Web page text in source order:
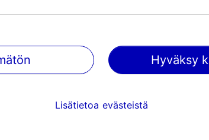
Tallinnassa tapahtuu
Saa tietoa tulevista
Hyväksy
Lisätietoa evästeistä